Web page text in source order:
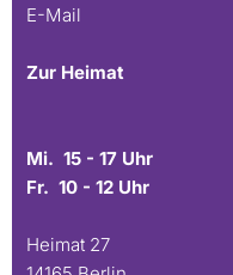
E-Mail
Zur Heimat
Mi. 15 - 17 Uhr
Fr. 10 - 12 Uhr
Heimat 27